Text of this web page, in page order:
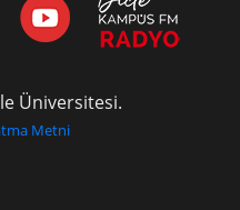
Üniversitesi.
Metni